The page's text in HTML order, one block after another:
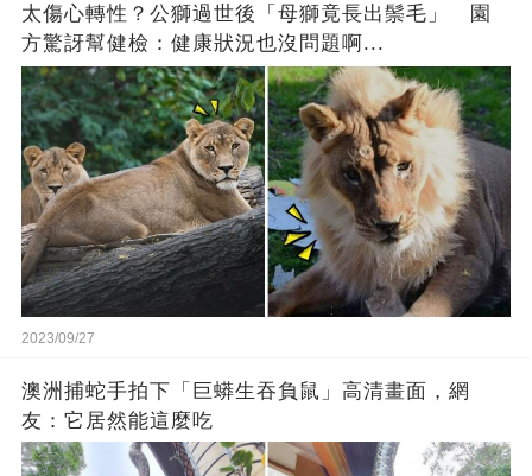
太傷心轉性？公獅過世後「母獅竟長出鬃毛」 園
方驚訝幫健檢：健康狀況也沒問題啊...
2023/09/27
澳洲捕蛇手拍下「巨蟒生吞負鼠」高清畫面，網
友：它居然能這麼吃